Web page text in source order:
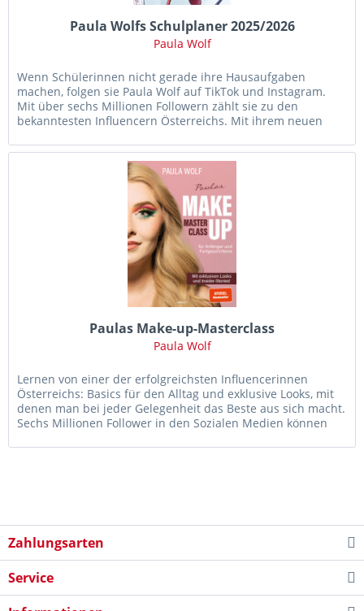
Paula Wolfs Schulplaner 2025/2026
Paula Wolf
Wenn Schülerinnen nicht gerade ihre Hausaufgaben
machen, folgen sie Paula Wolf auf TikTok und Instagram.
Mit über sechs Millionen Followern zählt sie zu den
bekanntesten Influencern Österreichs. Mit ihrem neuen
Paulas Make-up-Masterclass
Paula Wolf
Lernen von einer der erfolgreichsten Influencerinnen
Österreichs: Basics für den Alltag und exklusive Looks, mit
denen man bei jeder Gelegenheit das Beste aus sich macht.
Sechs Millionen Follower in den Sozialen Medien können
Zahlungsarten
Service